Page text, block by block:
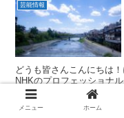
芸能情報
どうも皆さんこんにちは
NHKのプロフェッショナ
いていきたいと思います
の面白さを調べていき...
メニュー ホーム